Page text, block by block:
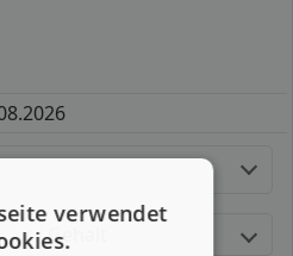
Gehalt
verwendet